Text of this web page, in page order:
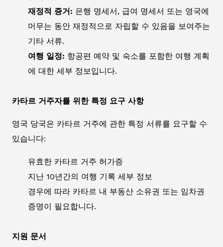
재정적 증거: 은행 명세서, 급여 명세서 또는 영국에
머무는 동안 재정적으로 자립할 수 있음을 보여주는
기타 서류.
여행 일정: 항공편 예약 및 숙소를 포함한 여행 계획
에 대한 세부 정보입니다.
카타르 거주자를 위한 특정 요구 사항
영국 당국은 카타르 거주에 관한 특정 서류를 요구할 수
있습니다:
유효한 카타르 거주 허가증
지난 10년간의 여행 기록 세부 정보
경우에 따라 카타르 내 부동산 소유권 또는 임차권
증명이 필요합니다.
지원 문서